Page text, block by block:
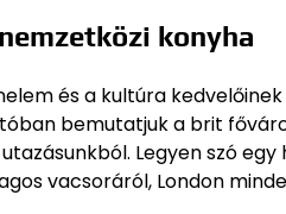
konyha
és a kultúra
bemutatjuk a brit
Legyen szó
vacsoráról, London